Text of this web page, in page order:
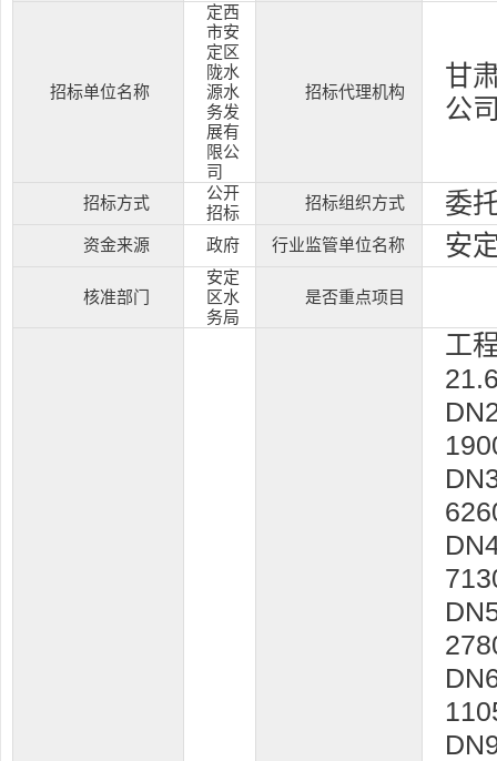
招标单位名称
定西
市安
定区
陇水
源水
务发
展有
限公
司
招标代理机构
甘
公
招标方式
公开
招标
招标组织方式 委
资金来源 政府 行业监管单位名称 安
核准部门
安定
区水
务局
是否重点项目
工